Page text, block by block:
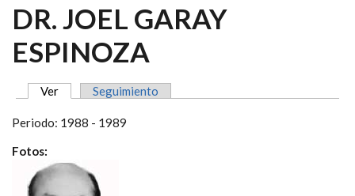
DR. JOEL GARAY
ESPINOZA
SOLAPAS PRINCIPALES
Ver (solapa activa)
Seguimiento
Periodo: 1988 - 1989
Fotos: